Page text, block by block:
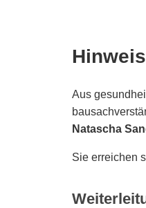
Hinweis
Aus
Natascha
Sie erreichen